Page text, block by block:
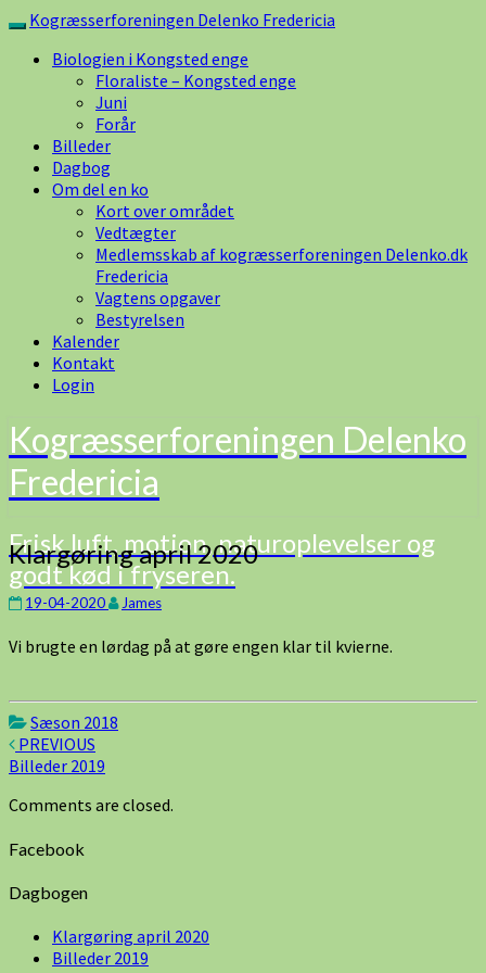
Skip
content
Toggle
navigation
Kogræsserforeningen Delenko Fredericia
Biologien i Kongsted enge
Floraliste – Kongsted enge
Juni
Forår
Billeder
Dagbog
Om del en ko
Kort over området
Vedtægter
Medlemsskab af kogræsserforeningen Delenko.dk
Fredericia
Vagtens opgaver
Bestyrelsen
Kalender
Kontakt
Login
Kogræsserforeningen Delenko
Fredericia
Frisk luft, motion, naturoplevelser og
godt kød i fryseren.
Klargøring
april
2020
Klargøring april 2020
19-04-2020 James
Vi brugte en lørdag på at gøre engen klar til kvierne.
Sæson 2018
Post
navigation
PREVIOUS
Billeder 2019
Comments are closed.
Facebook
Dagbogen
Klargøring april 2020
Billeder 2019